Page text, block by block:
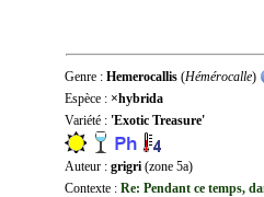
Genre : Hemerocallis (Hémérocalle)
Espèce : ×hybrida
Variété : 'Exotic Treasure'
Auteur : grigri (zone 5a)
Contexte : Re: Pendant ce temps,